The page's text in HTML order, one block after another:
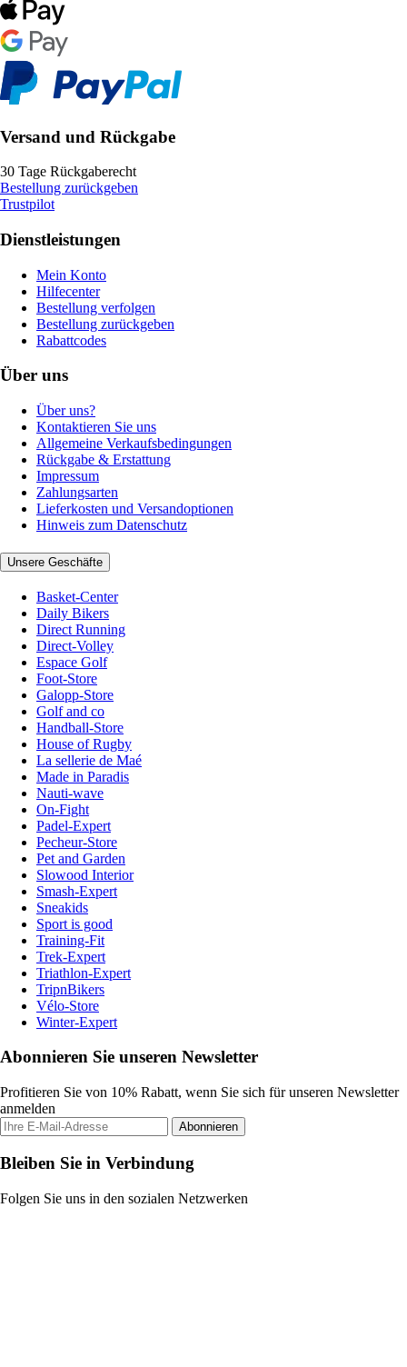
Versand und Rückgabe
30 Tage Rückgaberecht
Bestellung zurückgeben
Trustpilot
Dienstleistungen
Mein Konto
Hilfecenter
Bestellung verfolgen
Bestellung zurückgeben
Rabattcodes
Über uns
Über uns?
Kontaktieren Sie uns
Allgemeine Verkaufsbedingungen
Rückgabe & Erstattung
Impressum
Zahlungsarten
Lieferkosten und Versandoptionen
Hinweis zum Datenschutz
Unsere Geschäfte
Basket-Center
Daily Bikers
Direct Running
Direct-Volley
Espace Golf
Foot-Store
Galopp-Store
Golf and co
Handball-Store
House of Rugby
La sellerie de Maé
Made in Paradis
Nauti-wave
On-Fight
Padel-Expert
Pecheur-Store
Pet and Garden
Slowood Interior
Smash-Expert
Sneakids
Sport is good
Training-Fit
Trek-Expert
Triathlon-Expert
TripnBikers
Vélo-Store
Winter-Expert
Abonnieren Sie unseren Newsletter
Profitieren Sie von 10% Rabatt, wenn Sie sich für unseren Newsletter
anmelden
Abonnieren
Bleiben Sie in Verbindung
Folgen Sie uns in den sozialen Netzwerken